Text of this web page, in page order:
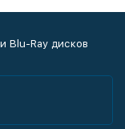
Blu-Ray дисков